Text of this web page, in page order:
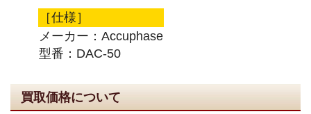
［仕様］
メーカー：Accuphase
型番：DAC-50
買取価格について